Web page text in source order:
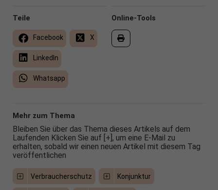
Online-Tools
Teile
Facebook X
LinkedIn
Whatsapp
Mehr zum Thema
Bleiben Sie über das Thema dieses Artikels auf dem
Laufenden Klicken Sie auf [+], um eine E-Mail zu
erhalten, sobald wir einen neuen Artikel mit diesem Tag
veröffentlichen
Verbraucherschutz Konjunktur